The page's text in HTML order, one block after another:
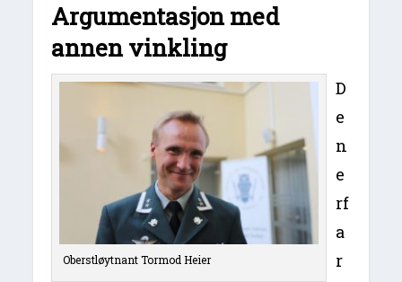
Argumentasjon med
annen vinkling
Oberstløytnant Tormod Heier
D
e
n
e
rf
a
r